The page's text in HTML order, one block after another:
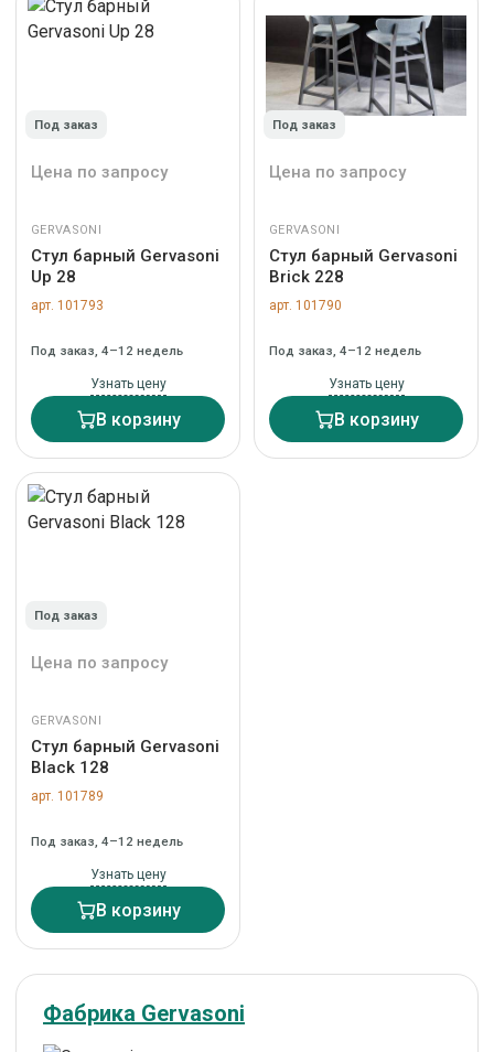
Под заказ
Цена по запросу
GERVASONI
Стул барный Gervasoni
Up 28
арт. 101793
Под заказ, 4–12 недель
Узнать цену
В корзину
Под заказ
Цена по запросу
GERVASONI
Стул барный Gervasoni
Brick 228
арт. 101790
Под заказ, 4–12 недель
Узнать цену
В корзину
Под заказ
Цена по запросу
GERVASONI
Стул барный Gervasoni
Black 128
арт. 101789
Под заказ, 4–12 недель
Узнать цену
В корзину
Фабрика Gervasoni